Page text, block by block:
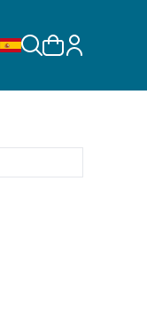
Choix de la langue